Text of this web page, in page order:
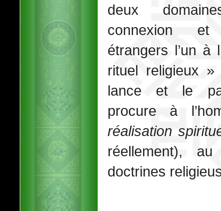
deux
connexion et
étrangers l’un à
rituel religieux
lance et le
procure à
réalisation
réellement),
doctrines